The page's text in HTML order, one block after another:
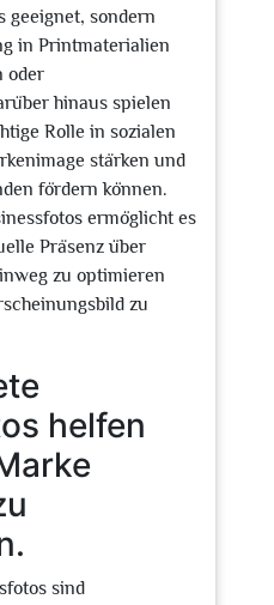
geeignet, sondern
in Printmaterialien
oder
hinaus spielen
Rolle in sozialen
stärken und
fördern können.
ermöglicht es
Präsenz über
zu optimieren
zu
helfen
sind